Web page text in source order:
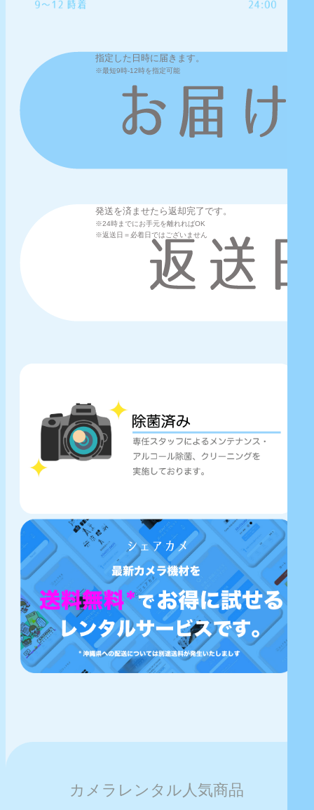
指定した日時に届きます。
※最短9時-12時を指定可能
発送を済ませたら返却完了です。
※24時までにお手元を離れればOK
※返送日＝必着日ではございません
カメラレンタル人気商品